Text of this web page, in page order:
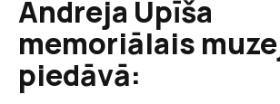
Andreja Upīša
memoriālais
piedāvā: